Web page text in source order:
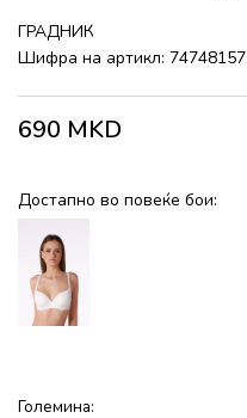
ГРАДНИК
Шифра на артикл: 74748157
690 MKD
Достапно во повеќе бои:
Големина: